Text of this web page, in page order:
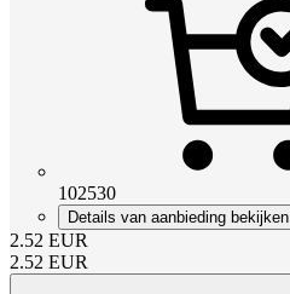
102530
Details van aanbieding bekijken
2.52 EUR
2.52 EUR